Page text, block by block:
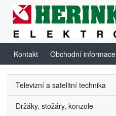
Kontakt Obchodní informace
Televizní a satelitní technika
Držáky, stožáry, konzole